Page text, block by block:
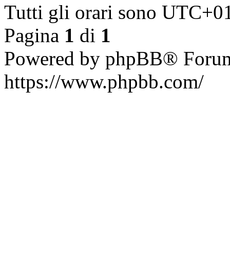
Tutti gli orari sono
Pagina 1 di 1
Powered by phpBB®
https://www.phpbb.com/